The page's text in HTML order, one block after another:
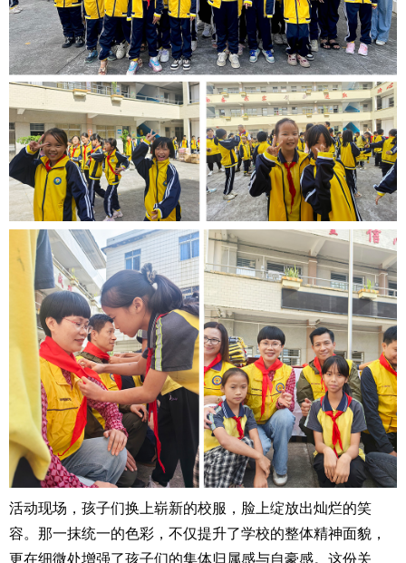
活动现场，孩子们换上崭新的校服，脸上绽放出灿烂的笑
容。那一抹统一的色彩，不仅提升了学校的整体精神面貌，
更在细微处增强了孩子们的集体归属感与自豪感。这份关